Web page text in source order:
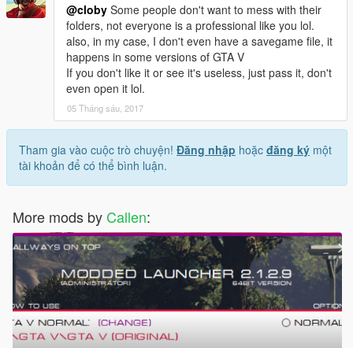
@cloby Some people don't want to mess with their
folders, not everyone is a professional like you lol.
also, in my case, I don't even have a savegame file, it
happens in some versions of GTA V
If you don't like it or see it's useless, just pass it, don't
even open it lol.
05 Tháng sáu, 2017
Tham gia vào cuộc trò chuyện! Đăng nhập hoặc đăng ký một
tài khoản để có thể bình luận.
More mods by Callen: